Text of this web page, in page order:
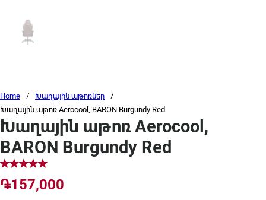
Home / Խաղային աթոռներ
/
Խաղային աթոռ Aerocool, BARON Burgundy Red
Խաղային աթոռ Aerocool,
BARON Burgundy Red
֏157,000